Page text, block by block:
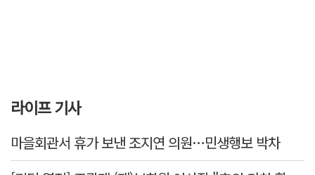
라이프 기사
마을회관서 휴가 보낸 조지연 의원…민생행보 박차